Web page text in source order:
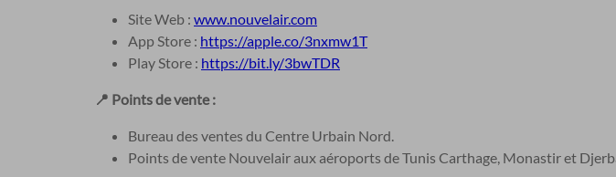
Site Web : www.nouvelair.com
App Store : https://apple.co/3nxmw1T
Play Store : https://bit.ly/3bwTDR
📍 Points de vente :
Bureau des ventes du Centre Urbain Nord.
Points de vente Nouvelair aux aéroports de Tunis Carthage, Monastir et